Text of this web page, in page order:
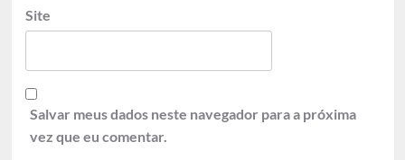
Site
Salvar meus dados neste navegador para a próxima
vez que eu comentar.